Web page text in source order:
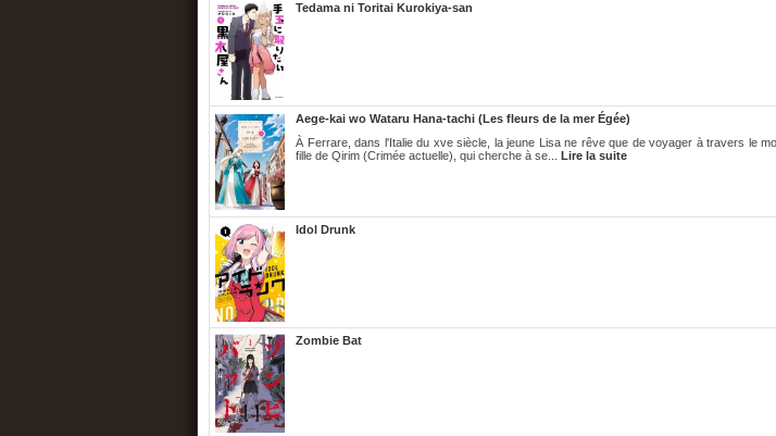
Tedama ni Toritai Kurokiya-san
Aege-kai wo Wataru Hana-tachi (Les fleurs de la mer Égée)
À Ferrare, dans l'Italie du xve siècle, la jeune Lisa ne rêve que de voyager à travers le
fille de Qirim (Crimée actuelle), qui cherche à se... Lire la suite
Idol Drunk
Zombie Bat